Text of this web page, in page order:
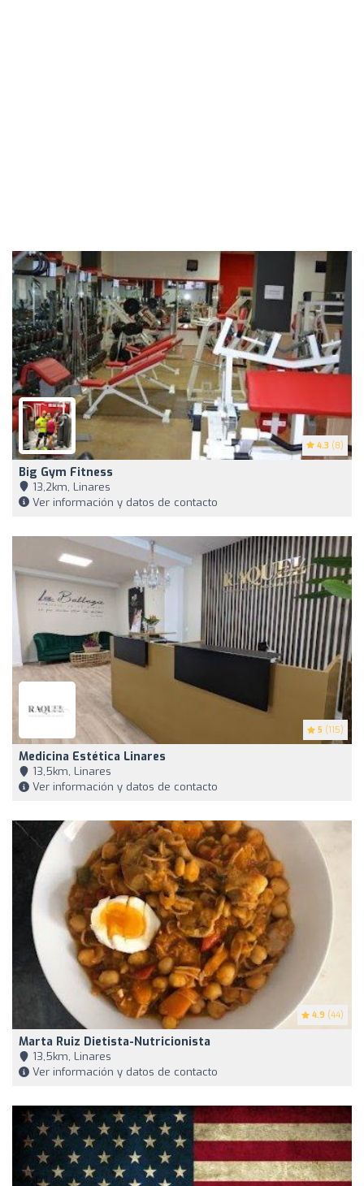
4.3 (8)
Big Gym Fitness
13,2km, Linares
Ver información y datos de contacto
5 (115)
Medicina Estética Linares
13,5km, Linares
Ver información y datos de contacto
4.9 (44)
Marta Ruiz Dietista-Nutricionista
13,5km, Linares
Ver información y datos de contacto